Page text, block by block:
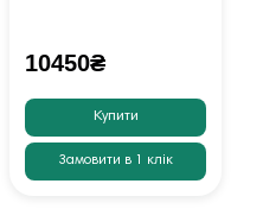
10450₴
Купити
Замовити в 1 клік